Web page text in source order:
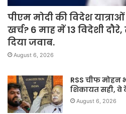
पीएम मोदी की विदेश
खर्च? 6 माह में 13 विदेशी
दिया जवाब.
August 6, 2026
RSS चीफ मोहन
शिकायत सही, वे
August 6, 2026